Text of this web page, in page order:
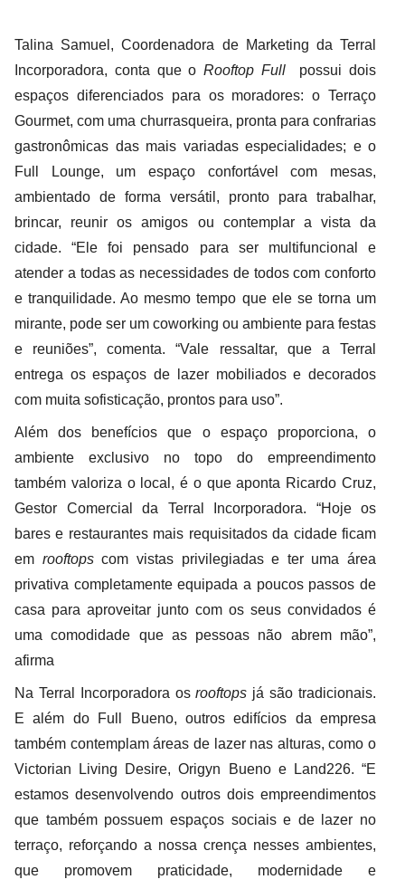
Talina Samuel, Coordenadora de Marketing da Terral
Incorporadora, conta que o Rooftop Fullpossui dois
espaços diferenciados para os moradores: o Terraço
Gourmet, com uma churrasqueira, pronta para confrarias
gastronômicas das mais variadas especialidades; e o
Full Lounge, um espaço confortável com mesas,
ambientado de forma versátil, pronto para trabalhar,
brincar, reunir os amigos ou contemplar a vista da
cidade. “Ele foi pensado para ser multifuncional e
atender a todas as necessidades de todos com conforto
e tranquilidade. Ao mesmo tempo que ele se torna um
mirante, pode ser um coworking ou ambiente para festas
e reuniões”, comenta. “Vale ressaltar, que a Terral
entrega os espaços de lazer mobiliados e decorados
com muita sofisticação, prontos para uso”.
Além dos benefícios que o espaço proporciona, o
ambiente exclusivo no topo do empreendimento
também valoriza o local, é o que aponta Ricardo Cruz,
Gestor Comercial da Terral Incorporadora. “Hoje os
bares e restaurantes mais requisitados da cidade ficam
em rooftopscom vistas privilegiadas e ter uma área
privativa completamente equipada a poucos passos de
casa para aproveitar junto com os seus convidados é
uma comodidade que as pessoas não abrem mão”,
afirma
Na Terral Incorporadora osrooftops já são tradicionais.
E além do Full Bueno, outros edifícios da empresa
também contemplam áreas de lazer nas alturas, como o
Victorian Living Desire, Origyn Bueno e Land226. “E
estamos desenvolvendo outros dois empreendimentos
que também possuem espaços sociais e de lazer no
terraço, reforçando a nossa crença nesses ambientes,
que promovem praticidade, modernidade e